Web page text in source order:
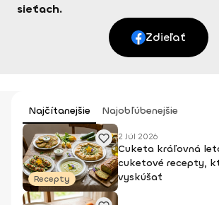
sieťach.
Zdieľať
Najčítanejšie Najobľúbenejšie
Recepty
2 Júl 2026
Cuketa kráľovná
cuketové recepty,
vyskúšať